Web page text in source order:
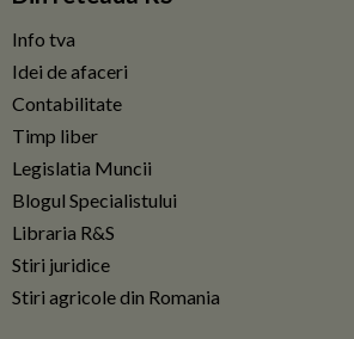
Info tva
Idei de afaceri
Contabilitate
Timp liber
Legislatia Muncii
Blogul Specialistului
Libraria R&S
Stiri juridice
Stiri agricole din Romania